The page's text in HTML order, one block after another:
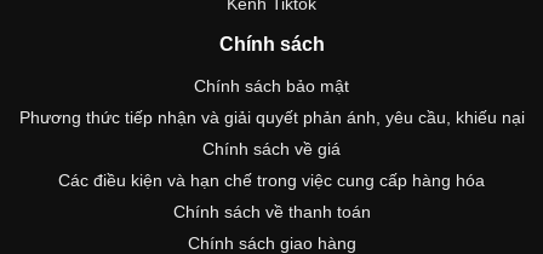
Chính sách
Chính sách bảo mật
Phương thức tiếp nhận và giải quyết phản ánh, yêu cầu, khiếu nại
Chính sách về giá
Các điều kiện và hạn chế trong việc cung cấp hàng hóa
Chính sách về thanh toán
Chính sách giao hàng